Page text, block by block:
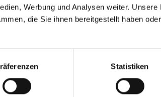
Werbung und Analysen weiter.
die Sie ihnen bereitgestellt haben
Statistiken